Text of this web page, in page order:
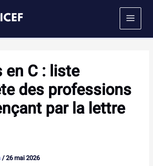
en C : liste
des professions
par la lettre
/26 mai 2026